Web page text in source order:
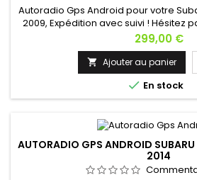
Autoradio Gps Android pour votre
2009, Expédition avec suivi ! Hésitez
vous avez une
Prix
299,00 €
 Ajouter au panier
 En stock
AUTORADIO GPS ANDROID
2014